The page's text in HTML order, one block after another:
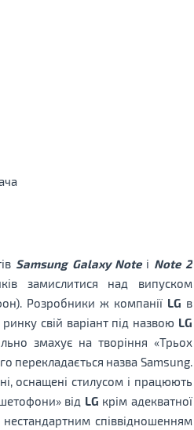
Samsung Galaxy Noteі Note 2
замислитися над випуском
Розробники ж компанії LG в
свій варіант під назвою LG
змахує на творіння «Трьох
перекладається назва Samsung.
оснащені стилусом і працюють
від LG крім адекватної
нестандартним співвідношенням